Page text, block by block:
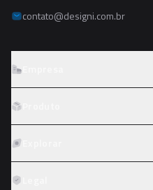
contato@designi.com.br
Trabalhe conosco
Reembolso